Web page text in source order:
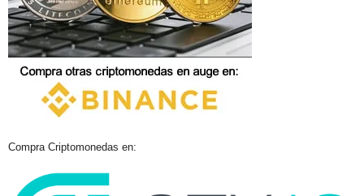
Compra Criptomonedas en: